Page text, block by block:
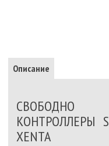
Описание
СВОБОДНО
КОНТРОЛЛЕРЫ
XENTA